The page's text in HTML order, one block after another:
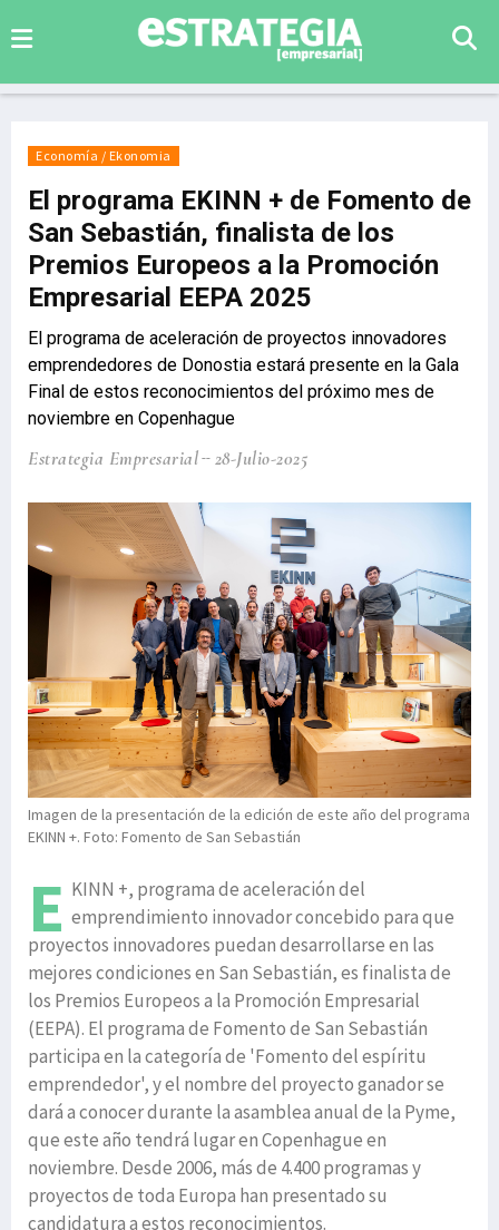
Economía / Ekonomia
El programa EKINN + de Fomento de
San Sebastián, finalista de los
Premios Europeos a la Promoción
Empresarial EEPA 2025
El programa de aceleración de proyectos innovadores
emprendedores de Donostia estará presente en la Gala
Final de estos reconocimientos del próximo mes de
noviembre en Copenhague
Estrategia Empresarial 28-Julio-2025
Imagen de la presentación de la edición de este año del programa
EKINN +. Foto: Fomento de San Sebastián
E KINN +, programa de aceleración del
emprendimiento innovador concebido para que
proyectos innovadores puedan desarrollarse en las
mejores condiciones en San Sebastián, es finalista de
los Premios Europeos a la Promoción Empresarial
(EEPA). El programa de Fomento de San Sebastián
participa en la categoría de 'Fomento del espíritu
emprendedor', y el nombre del proyecto ganador se
dará a conocer durante la asamblea anual de la Pyme,
que este año tendrá lugar en Copenhague en
noviembre. Desde 2006, más de 4.400 programas y
proyectos de toda Europa han presentado su
candidatura a estos reconocimientos.